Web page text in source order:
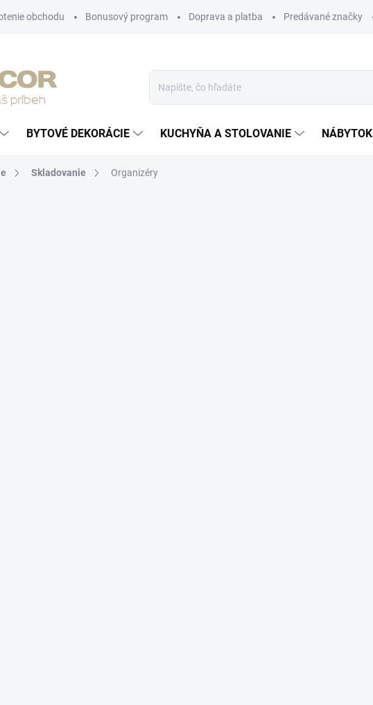
obchodu Bonusový program Doprava a platba Predávané značky
BYTOVÉ DEKORÁCIE KUCHYŇA A STOLOVANIE NÁBYTOK
Skladovanie Organizéry